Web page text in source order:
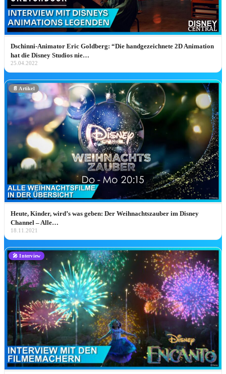
Die besten Blu-ray-, 4K- & Streaming-Deals –
handverlesen.
Zum Deal ➔
🏰 Disneyland & Parks
Disney Parks
🏰 Disneyland Paris Hub
🌎 Walt Disney World
🎡 Disneyland Resort
🚢 Disney Cruise Line
🗼 Tokyo Disney Resort
soon
🇨🇳 Shanghai Disney Resortsoon
🇭🇰 Hong Kong Disneylandsoon
🇦🇪 Disneyland Abu Dhabisoon
★ NUR BEI UNS
💼
Cultural Representative Program
Als 2× WDW-Cast-Member: Deutschlands einzige
Anlaufstelle für das CRP.
CRP-Guide entdecken ➔
🎟️ Tickets & Reise
🏰 DLP Ticket & Hotel Pauschalen*
🎡 Nur Park-Tickets (DLP)*
🌎 Walt Disney World Tickets*
Dschinni-Animator Eric Goldberg: “Die handgezeichnete 2D Animation
hat die Disney Studios nie…
25.04.2022
📄 Artikel
Heute, Kinder, wird’s was geben: Der Weihnachtszauber im Disney
Channel – Alle…
18.11.2021
🎤 Interview